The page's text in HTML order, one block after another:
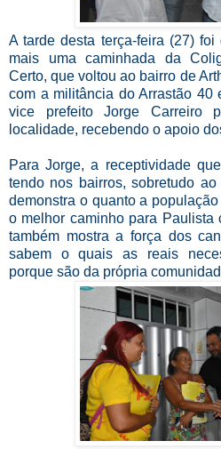
A tarde desta terça-feira (27)
mais uma caminhada da
Certo, que voltou ao bairro de
com a militância do Arrastão 40
vice prefeito Jorge Carreiro
localidade, recebendo o apoio
Para Jorge, a receptividade
tendo nos bairros, sobretudo
demonstra o quanto a
o melhor caminho para Paulista
também mostra a força dos
sabem o quais as reais
porque são da própria